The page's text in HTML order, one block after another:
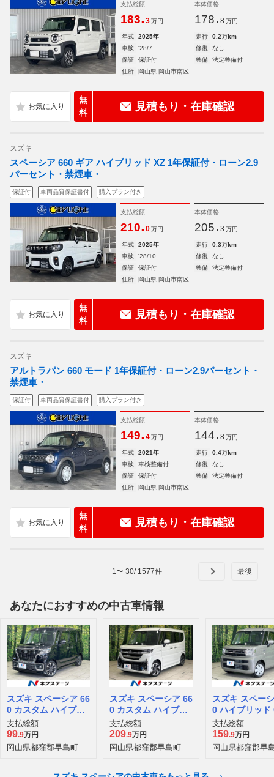
支払総額
183.3 万円
本体価格
178. 8 万円
年式 2025年 走行
0.2万km
車検
'28/7 修復
なし
保証
保証付 整備
法定整備付
住所
岡山県 岡山市南区
無
料
見積もり・在庫確認
スズキ
スペーシア 660 ギア ハイブリッド XZ 1年保証付・ローン2.9
パーセント・禁煙車・
保証付 車両品質保証書付 購入プラン付き
支払総額
210.0 万円
本体価格
205. 3 万円
年式 2025年 走行
0.3万km
車検
'28/10 修復
なし
保証
保証付 整備
法定整備付
住所
岡山県 岡山市南区
無
料
見積もり・在庫確認
スズキ
アルトラパン 660 モード 1年保証付・ローン2.9パーセント・
禁煙車・
保証付 車両品質保証書付 購入プラン付き
支払総額
149.4 万円
本体価格
144. 8 万円
年式 2021年 走行
0.4万km
車検
車検整備付 修復
なし
保証
保証付 整備
法定整備付
住所
岡山県 岡山市南区
無
料
見積もり・在庫確認
1 〜 30/ 1577件
あなたにおすすめの中古車情報
スズキ スペーシア 66
0 カスタム ハイブリ
ッド XSターボ
支払総額
99.9万円
岡山県都窪郡早島町
スズキ スペーシア 66
0 カスタム ハイブリ
ッド XSターボ
支払総額
209.9万円
岡山県都窪郡早島町
スズキ スペー
0 ハイブリッド
支払総額
159.9万円
岡山県都窪郡早